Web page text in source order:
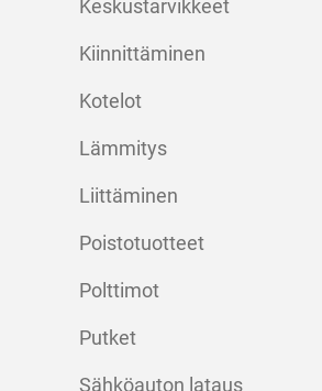
Keskustarvikkeet
Kiinnittäminen
Kotelot
Lämmitys
Liittäminen
Poistotuotteet
Polttimot
Putket
Sähköauton lataus